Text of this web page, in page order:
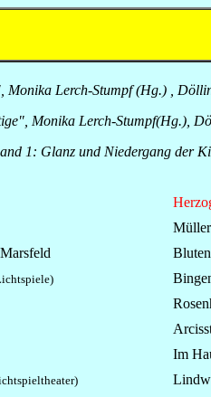
Monika Lerch-Stumpf (Hg.) ,
Lerch-Stumpf(Hg.),
1: Glanz und Nieder­gang der
Marsfeld
Im